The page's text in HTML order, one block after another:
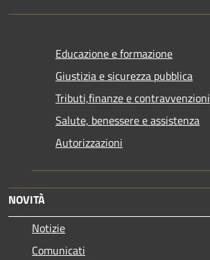
Educazione e formazione
Giustizia e sicurezza pubblica
Tributi,finanze e contravvenzioni
Salute, benessere e assistenza
Autorizzazioni
NOVITÀ
Notizie
Comunicati